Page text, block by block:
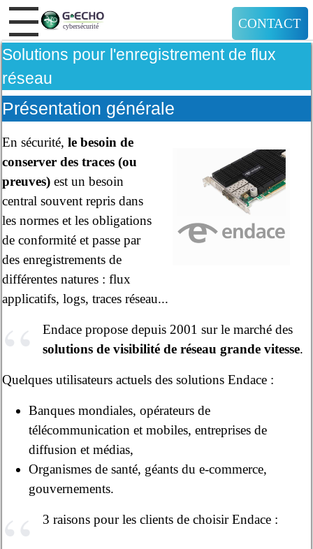
CONTACT
Solutions pour l'enregistrement de flux
réseau
Présentation générale
En sécurité, le besoin de
conserver des traces (ou
preuves) est un besoin
central souvent repris dans
les normes et les obligations
de conformité et passe par
des enregistrements de
différentes natures : flux
applicatifs, logs, traces réseau...
Endace propose depuis 2001 sur le marché des
solutions de visibilité de réseau grande vitesse.
Quelques utilisateurs actuels des solutions Endace :
Banques mondiales, opérateurs de
télécommunication et mobiles, entreprises de
diffusion et médias,
Organismes de santé, géants du e-commerce,
gouvernements.
3 raisons pour les clients de choisir Endace :